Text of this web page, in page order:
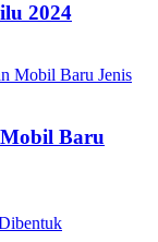
2024
Baru